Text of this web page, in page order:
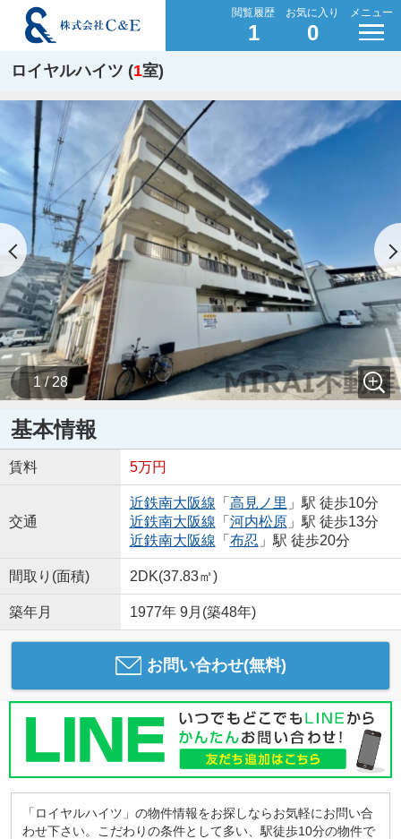
閲覧履歴
1
お気に入り
0
メニュー
ロイヤルハイツ (1室)
1 / 28
基本情報
賃料 5万円
交通
近鉄南大阪線 「 高見ノ里 」駅 徒歩10分
近鉄南大阪線 「 河内松原」駅 徒歩13分
近鉄南大阪線 「 布忍 」駅 徒歩20分
間取り(面積) 2DK(37.83㎡)
築年月 1977年 9月(築48年)
お問い合わせ(無料)
「ロイヤルハイツ」の物件情報をお探しならお気軽にお問い合
わせ下さい。こだわりの条件として多い、駅徒歩10分の物件で